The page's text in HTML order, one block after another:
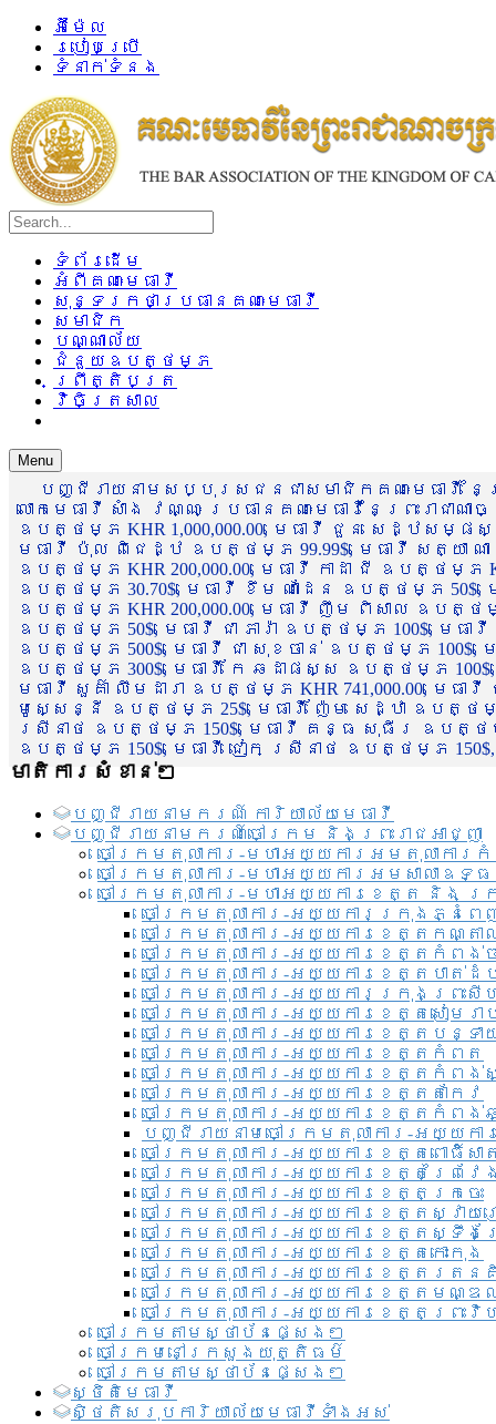
អ៊ីម៉ែល
របៀបប្រើ
ទំនាក់ទំនង
ទំព័រដើម
អំពីគណៈមេធាវី
សុន្ទរកថាប្រធានគណៈមេធាវី
សមាជិក
បណ្ណាល័យ
ជំនួយឧបត្ថម្ភ
ព្រឹត្តិបត្រ
វិចិត្រសាល
Menu
បញ្ជីរាយនាមសប្បុរសជនជាសមាជិកគណៈមេធាវី
លោកមេធាវី សាំង វណ្ណៈ ប្រធានគណៈមេធាវីនៃព្រះរា
ឧបត្ថម្ភ KHR 1,000,000.00, មេធាវី ជួន សេដ្ឋស
មេធាវី ប៉ុល ពិជេដ្ឋ ឧបត្ថម្ភ 99.99$, មេធាវី សត្យា ណ
ឧបត្ថម្ភ KHR 200,000.00, មេធាវី កាដា ជី ឧបត្ថម្ភ
ឧបត្ថម្ភ 30.70$, មេធាវី ខឹម ណាដែន ឧបត្ថម្ភ 50$,
ឧបត្ថម្ភ KHR 200,000.00, មេធាវី ញឹម ពិសាល ឧបត្ថ
ឧបត្ថម្ភ 50$, មេធាវី ជា ភារ៉ា ឧបត្ថម្ភ 100$, មេ
ឧបត្ថម្ភ 500$, មេធាវី ជា សុខចាន់ ឧបត្ថម្ភ
ឧបត្ថម្ភ 300$, មេធាវី កែ ឆដាផស្ស ឧបត្ថម្ភ
មេធាវី សួគ៌ា លឹមដារា ឧបត្ថម្ភ KHR 741,000.00, មេ
មូសេ្សន្នី ឧបត្ថម្ភ 25$, មេធាវី ញ៉ែម សេដ្ឋា ឧបត្ថ
ស្រីនាថ ឧបត្ថម្ភ 150$, មេធាវី គន្ធ សុធីរ ឧបត្ថម្ភ
ឧបត្ថម្ភ 150$, មេធាវី ជៀក ស្រីនាថ ឧបត្ថម្ភ 150$,
មាតិការសំខាន់ៗ
បញ្ជី​រាយ​នាមករណ៍ ការិយាល័យ​មេធាវី​
បញ្ជី​រាយ​នាមករណ៍​ចៅក្រម និងព្រះរាជអាជ្ញា
ចៅក្រមតុលាការ-មហាអយ្យការអមតុលាការ
ចៅក្រមតុលាការ-មហាអយ្យការអមសាលាឧទ្
ចៅក្រមតុលាការ-មហាអយ្យការខេត្ត និង ក្
ចៅក្រមតុលាការ-អយ្យការក្រុងភ្នំពេ
ចៅក្រមតុលាការ-អយ្យការខេត្តកណ្តា
ចៅក្រមតុលាការ-អយ្យការខេត្តកំពង់ច
ចៅក្រមតុលាការ-អយ្យការខេត្តបាត់ដំ
ចៅក្រមតុលាការ-អយ្យការ​ក្រុងព្រះសី
ចៅក្រមតុលាការ-អយ្យការខេត្តសៀមរា
ចៅក្រមតុលាការ-អយ្យការខេត្តបន្ទា
ចៅក្រមតុលាការ-អយ្យការខេត្តកំពត
ចៅក្រមតុលាការ-អយ្យការខេត្តកំពង់
ចៅក្រមតុលាការ-អយ្យការខេត្តតាកែវ
ចៅក្រមតុលាការ-អយ្យការខេត្តកំពង់
បញ្ជីរាយនាមចៅក្រមតុលាការ-អយ្យក
ចៅក្រមតុលាការ-អយ្យការខេត្តពោធិ៍សា
ចៅក្រមតុលាការ-អយ្យការខេត្តព្រៃវែ
ចៅក្រមតុលាការ-អយ្យការខេត្តក្រចេះ
ចៅក្រមតុលាការ-អយ្យការខេត្តស្វាយ
ចៅក្រមតុលាការ-អយ្យការខេត្តស្ទឹង
ចៅក្រមតុលាការ-អយ្យការខេត្តកោះកុង
ចៅក្រមតុលាការ-អយ្យការខេត្តរតន
ចៅក្រមតុលាការ-អយ្យការខេត្តមណ្
ចៅក្រមតុលាការ-អយ្យការខេត្តព្រះវិហ
ចៅក្រមតាមស្ថាប័នផ្សេងៗ
ចៅក្រមនៅក្រសួងយុត្តិធម៌
ចៅក្រមតាមស្ថាប័នផ្សេងៗ
ស្ថិតិមេធាវី
សិ្ថតិសរុបការិយាល័យមេធាវីទាំងអស់​